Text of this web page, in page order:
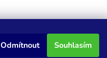
Odmítnout Souhlasím